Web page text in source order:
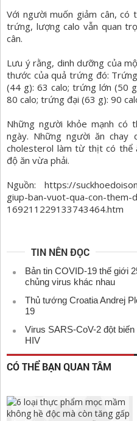
Với người muốn giảm cân, có
trứng, lượng calo vẫn quan
cân.
Lưu ý rằng, dinh dưỡng của
thước của quả trứng đó:
(44 g): 63 calo; trứng lớn (50
80 calo; trứng đại (63 g): 90
Những người khỏe mạnh
ngày. Những người ăn chay
cholesterol làm từ thịt có thể
độ ăn vừa phải.
Nguồn: https://
giup-ban-vuot-qua-con-them-
169211229133743464.htm
TIN NÊN ĐỌC
Bản tin COVID-19 thế giới
chủng virus khác nhau
Thủ tướng Croatia Andrej
19
Virus SARS-CoV-2 đột
HIV
CÓ THỂ BẠN QUAN TÂM